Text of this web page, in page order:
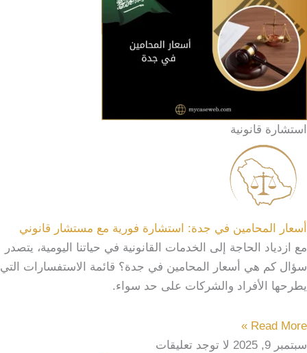
استشارة قانونية
أسعار المحامين في جدة: استشارة فورية مع مستشار قانوني
مع ازدياد الحاجة إلى الخدمات القانونية في حياتنا اليومية، يتصدر
سؤال كم هي أسعار المحامين في جدة؟ قائمة الاستفسارات التي
يطرحها الأفراد والشركات على حد سواء.
Read More »
سبتمبر 9, 2025
لا توجد تعليقات